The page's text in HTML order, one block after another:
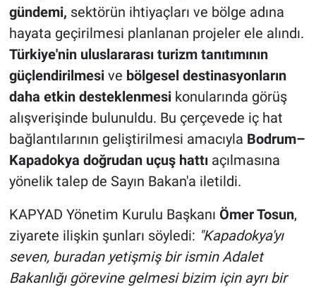
gündemi, sektörün ihtiyaçları ve bölge adına
hayata geçirilmesi planlanan projeler ele alındı.
Türkiye'nin uluslararası turizm tanıtımının
güçlendirilmesi ve bölgesel destinasyonların
daha etkin desteklenmesikonularında görüş
alışverişinde bulunuldu. Bu çerçevede iç hat
bağlantılarının geliştirilmesi amacıyla Bodrum–
Kapadokya doğrudan uçuş hattıaçılmasına
yönelik talep de Sayın Bakan'a iletildi.
KAPYAD Yönetim Kurulu Başkanı Ömer Tosun,
ziyarete ilişkin şunları söyledi: "Kapadokya'yı
seven, buradan yetişmiş bir ismin Adalet
Bakanlığı görevine gelmesi bizim için ayrı bir
Politika
Magazin
Çevre
Haberde İnsan